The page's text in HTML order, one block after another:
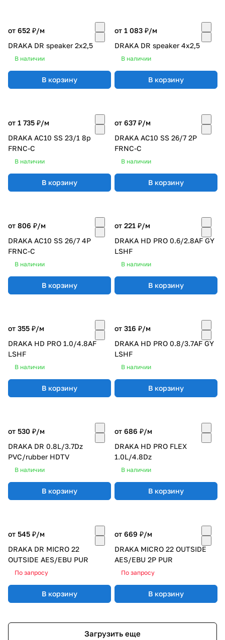
от 652 ₽/м
DRAKA DR speaker 2x2,5
В наличии
В корзину
от 1 083 ₽/м
DRAKA DR speaker 4х2,5
В наличии
В корзину
от 1 735 ₽/м
DRAKA AC10 SS 23/1 8p
FRNC-C
В наличии
В корзину
от 637 ₽/м
DRAKA AC10 SS 26/7 2P
FRNC-C
В наличии
В корзину
от 806 ₽/м
DRAKA AC10 SS 26/7 4P
FRNC-C
В наличии
В корзину
от 221 ₽/м
DRAKA HD PRO 0.6/2.8AF GY
LSHF
В наличии
В корзину
от 355 ₽/м
DRAKA HD PRO 1.0/4.8AF
LSHF
В наличии
В корзину
от 316 ₽/м
DRAKA HD PRO 0.8/3.7AF GY
LSHF
В наличии
В корзину
от 530 ₽/м
DRAKA DR 0.8L/3.7Dz
PVC/rubber HDTV
В наличии
В корзину
от 686 ₽/м
DRAKA HD PRO FLEX
1.0L/4.8Dz
В наличии
В корзину
от 545 ₽/м
DRAKA DR MICRO 22
OUTSIDE AES/EBU PUR
По запросу
В корзину
от 669 ₽/м
DRAKA MICRO 22 OUTSIDE
AES/EBU 2P PUR
По запросу
В корзину
Загрузить еще